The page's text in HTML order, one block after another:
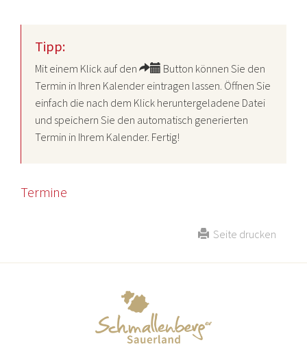
Tipp:
Mit einem Klick auf den
Button können Sie den
Termin in Ihren Kalender eintragen lassen. Öffnen Sie
einfach die nach dem Klick heruntergeladene Datei
und speichern Sie den automatisch generierten
Termin in Ihrem Kalender. Fertig!
Termine
Seite drucken